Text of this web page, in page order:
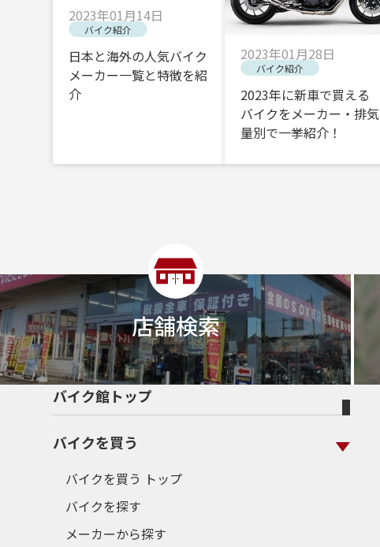
2023年01月14日
バイク紹介
日本と海外の人気バイク
メーカー一覧と特徴を紹
介
2023年01月28日
バイク紹介
2023年に新車で買える
バイクをメーカー・排気
量別で一挙紹介！
店舗検索
バイク館トップ
バイクを買う
バイクを買う トップ
バイクを探す
メーカーから探す